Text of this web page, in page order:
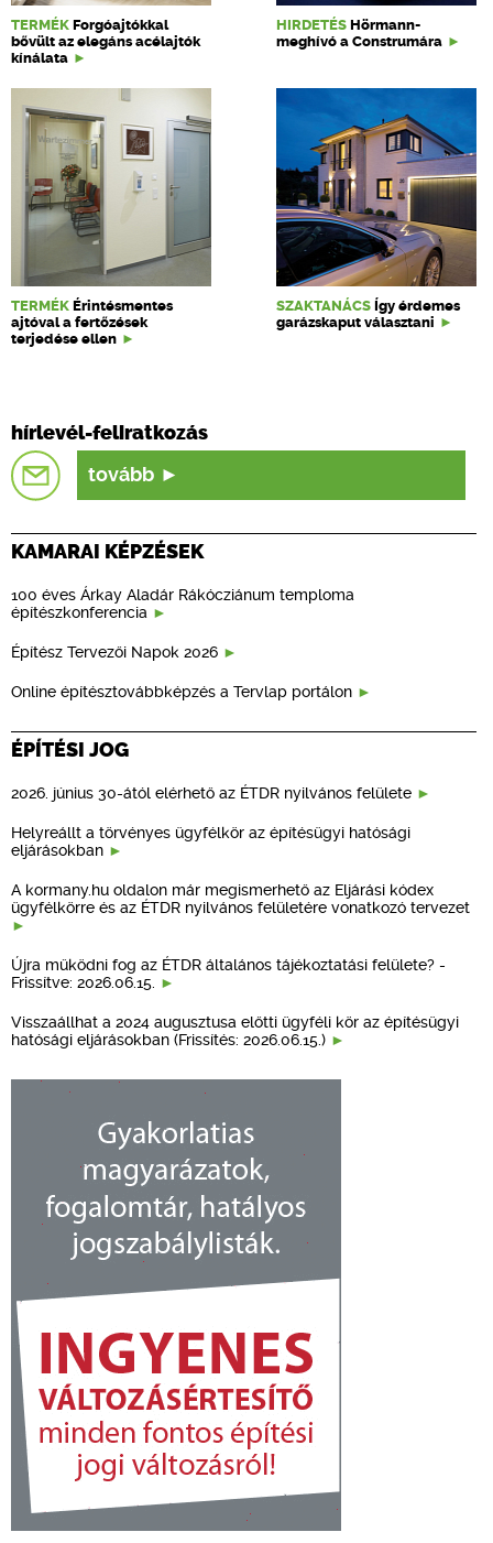
TERMÉK Forgóajtókkal
bővült az elegáns acélajtók
kínálata
HIRDETÉS Hörmann-
meghívó a Construmára
TERMÉK Érintésmentes
ajtóval a fertőzések
terjedése ellen
SZAKTANÁCS Így érdemes
garázskaput választani
hírlevél-feliratkozás
tovább
KAMARAI KÉPZÉSEK
100 éves Árkay Aladár Rákócziánum temploma
építészkonferencia
Építész Tervezői Napok 2026
Online építésztovábbképzés a Tervlap portálon
ÉPÍTÉSI JOG
2026. június 30-ától elérhető az ÉTDR nyilvános felülete
Helyreállt a törvényes ügyfélkör az építésügyi hatósági
eljárásokban
A kormany.hu oldalon már megismerhető az Eljárási kódex
ügyfélkörre és az ÉTDR nyilvános felületére vonatkozó tervezet
Újra működni fog az ÉTDR általános tájékoztatási felülete? -
Frissítve: 2026.06.15.
Visszaállhat a 2024 augusztusa előtti ügyféli kör az építésügyi
hatósági eljárásokban (Frissítés: 2026.06.15.)